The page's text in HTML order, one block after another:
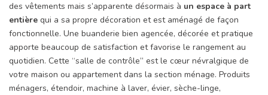
des vêtements mais s’apparente désormais à un espace à part
entière qui a sa propre décoration et est aménagé de façon
fonctionnelle. Une buanderie bien agencée, décorée et pratique
apporte beaucoup de satisfaction et favorise le rangement au
quotidien. Cette “salle de contrôle” est le cœur névralgique de
votre maison ou appartement dans la section ménage. Produits
ménagers, étendoir, machine à laver, évier, sèche-linge,